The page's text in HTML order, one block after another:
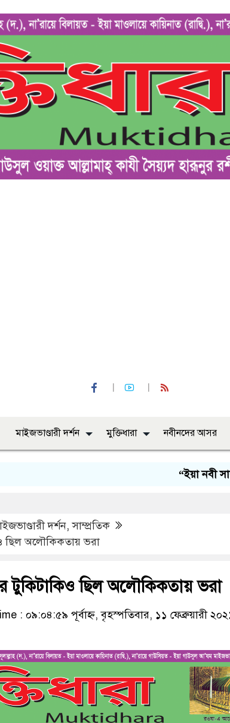
মাইজভাণ্ডারী দর্শন মুক্তিধারা নবীনদের আসর
“ইয়া নবী সালাম
দর্শন,সাম্প্রতিক
ছিল অলৌকিকতায় ভরা
টুকিটাকিও ছিল অলৌকিকতায় ভরা
: ০৯:০৪:৫৯ পূর্বাহ্ন, বৃহস্পতিবার, ১১ ফেব্রুয়ারী